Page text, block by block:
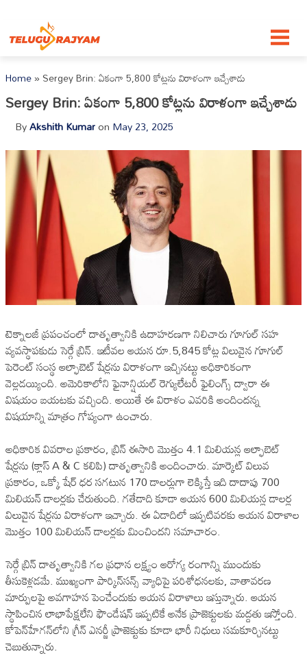
Home»Sergey Brin: ఏకంగా 5,800 కోట్లను విరాళంగా ఇచ్చేశాడు
Sergey Brin: ఏకంగా 5,800 కోట్లను విరాళంగా ఇచ్చేశాడు
ByAkshith Kumaron May 23, 2025
టెక్నాలజీ ప్రపంచంలో దాతృత్వానికి ఉదాహరణగా నిలిచారు గూగుల్ సహ
వ్యవస్థాపకుడు సెర్గే బ్రిన్. ఇటీవల ఆయన రూ.5,845 కోట్ల విలువైన గూగుల్
పెరెంట్ సంస్థ ఆల్ఫాబెట్ షేర్లను విరాళంగా ఇచ్చినట్టు అధికారికంగా
వెల్లడయ్యింది. అమెరికాలోని ఫైనాన్షియల్ రెగ్యులేటరీ ఫైలింగ్స్ ద్వారా ఈ
విషయం బయటకు వచ్చింది. అయితే ఈ విరాళం ఎవరికి అందిందన్న
విషయాన్ని మాత్రం గోప్యంగా ఉంచారు.
అధికారిక వివరాల ప్రకారం, బ్రిన్ ఈసారి మొత్తం 4.1 మిలియన్ల ఆల్ఫాబెట్
షేర్లను (క్లాస్ A & C కలిపి) దాతృత్వానికి అందించారు. మార్కెట్ విలువ
ప్రకారం, ఒక్కో షేర్ ధర సగటున 170 డాలర్లుగా లెక్కిస్తే ఇది దాదాపు 700
మిలియన్ డాలర్లకు చేరుతుంది. గతేడాది కూడా ఆయన 600 మిలియన్ల డాలర్ల
విలువైన షేర్లను విరాళంగా ఇచ్చారు. ఈ ఏడాదిలో ఇప్పటివరకు ఆయన విరాళాల
మొత్తం 100 మిలియన్ డాలర్లకు మించిందని సమాచారం.
సెర్గే బ్రిన్ దాతృత్వానికి గల ప్రధాన లక్ష్యం ఆరోగ్య రంగాన్ని ముందుకు
తీసుకెళ్లడమే. ముఖ్యంగా పార్కిన్‌సన్స్ వ్యాధిపై పరిశోధనలకు, వాతావరణ
మార్పులపై అవగాహన పెంచేందుకు ఆయన విరాళాలు ఇస్తున్నారు. ఆయన
స్థాపించిన లాభాపేక్షలేని ఫౌండేషన్ ఇప్పటికే అనేక ప్రాజెక్టులకు మద్దతు ఇస్తోంది.
కోపెన్‌హేగన్‌లోని గ్రీన్ ఎనర్జీ ప్రాజెక్టుకు కూడా భారీ నిధులు సమకూర్చినట్టు
చెబుతున్నారు.